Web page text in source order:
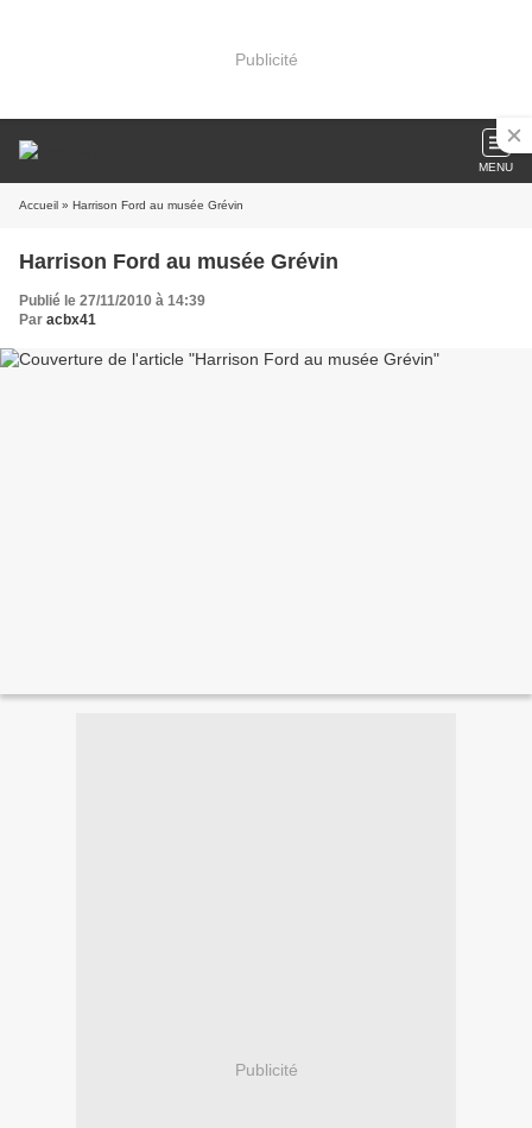
Publicité
MENU
Accueil » Harrison Ford au musée Grévin
Harrison Ford au musée Grévin
Publié le 27/11/2010 à 14:39
Par acbx41
Publicité